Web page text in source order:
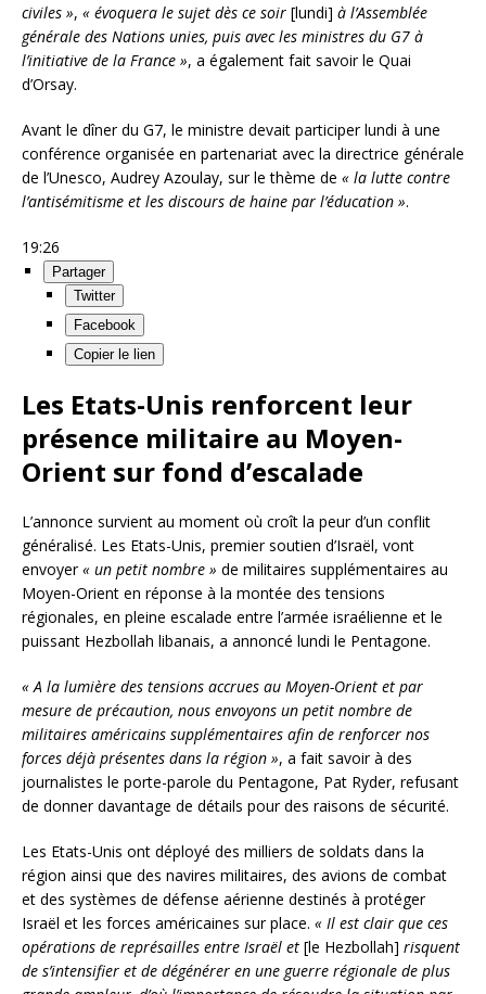
civiles », « évoquera le sujet dès ce soir [lundi] à l’Assemblée
générale des Nations unies, puis avec les ministres du G7 à
l’initiative de la France », a également fait savoir le Quai
d’Orsay.
Avant le dîner du G7, le ministre devait participer lundi à une
conférence organisée en partenariat avec la directrice générale
de l’Unesco, Audrey Azoulay, sur le thème de « la lutte contre
l’antisémitisme et les discours de haine par l’éducation ».
19:26
Partager
Twitter
Facebook
Copier le lien
Les Etats-Unis renforcent leur
présence militaire au Moyen-
Orient sur fond d’escalade
L’annonce survient au moment où croît la peur d’un conflit
généralisé. Les Etats-Unis, premier soutien d’Israël, vont
envoyer« un petit nombre » de militaires supplémentaires au
Moyen-Orient en réponse à la montée des tensions
régionales, en pleine escalade entre l’armée israélienne et le
puissant Hezbollah libanais, a annoncé lundi le Pentagone.
« A la lumière des tensions accrues au Moyen-Orient et par
mesure de précaution, nous envoyons un petit nombre de
militaires américains supplémentaires afin de renforcer nos
forces déjà présentes dans la région », a fait savoir à des
journalistes le porte-parole du Pentagone, Pat Ryder, refusant
de donner davantage de détails pour des raisons de sécurité.
Les Etats-Unis ont déployé des milliers de soldats dans la
région ainsi que des navires militaires, des avions de combat
et des systèmes de défense aérienne destinés à protéger
Israël et les forces américaines sur place. « Il est clair que ces
opérations de représailles entre Israël et [le Hezbollah] risquent
de s’intensifier et de dégénérer en une guerre régionale de plus